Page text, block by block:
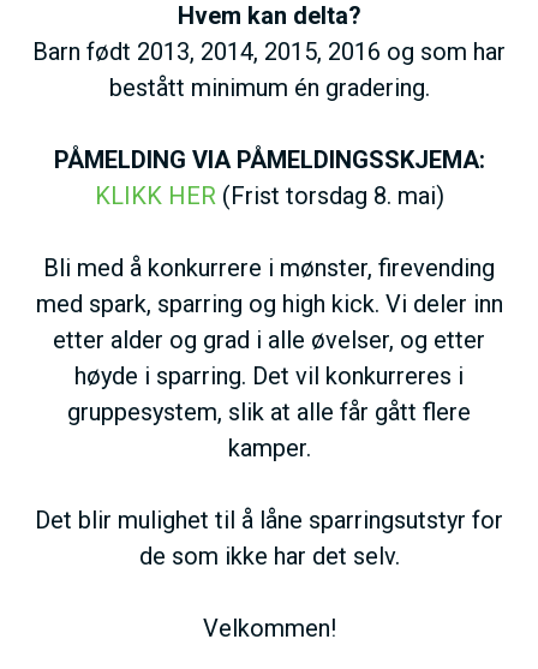
Hvem kan delta?
Barn født 2013, 2014, 2015, 2016 og som har
bestått minimum én gradering.
PÅMELDING VIA PÅMELDINGSSKJEMA:
KLIKK HER(Frist torsdag 8. mai)
Bli med å konkurrere i mønster, firevending
med spark, sparring og high kick. Vi deler inn
etter alder og grad i alle øvelser, og etter
høyde i sparring. Det vil konkurreres i
gruppesystem, slik at alle får gått flere
kamper.
Det blir mulighet til å låne sparringsutstyr for
de som ikke har det selv.
Velkommen!